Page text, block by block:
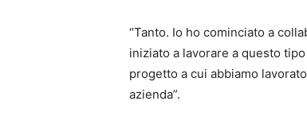
“Tanto. Io ho cominciato a
iniziato a lavorare a questo
progetto a cui abbiamo
azienda”.